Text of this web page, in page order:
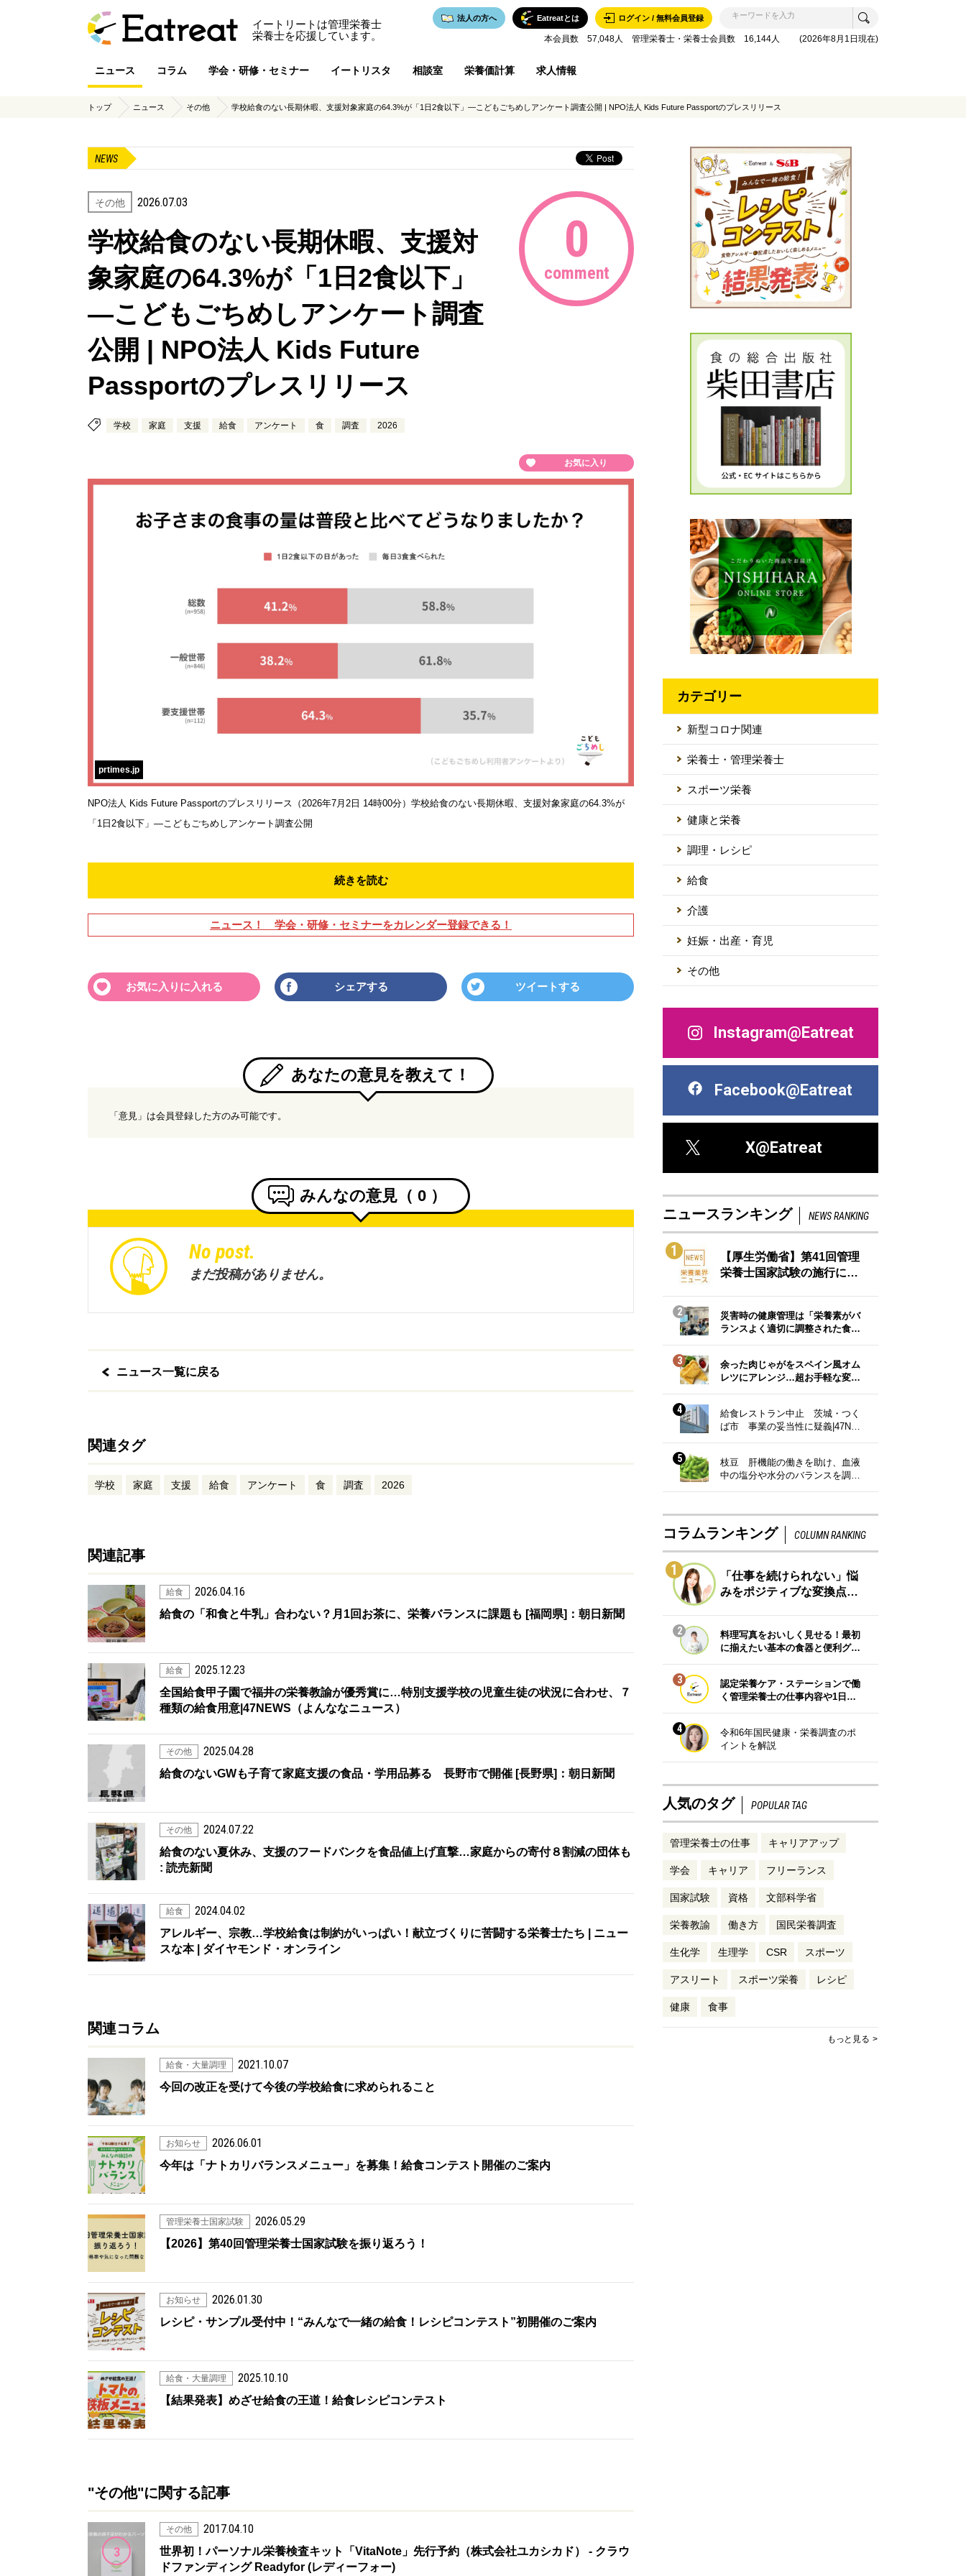
イートリートは管理栄養士
栄養士を応援しています。
ログイン / 無料会員登録
Eatreatとは
法人の方へ
本会員数 57,048人 管理栄養士・栄養士会員数 16,144人 (2026年8月1日現在)
ニュース コラム 学会・研修・セミナー イートリスタ 相談室 栄養価計算 求人情報
トップ ニュース その他 学校給食のない長期休暇、支援対象家庭の64.3%が「1日2食以下」―こどもごちめしアンケート調査公開 | NPO法人 Kids Future Passportのプレスリリース
NEWS
その他 2026.07.03
学校給食のない長期休暇、支援対
象家庭の64.3%が「1日2食以下」
―こどもごちめしアンケート調査
公開 | NPO法人 Kids Future
Passportのプレスリリース
学校 家庭 支援 給食 アンケート 食 調査 2026
0
comment
お気に入り
prtimes.jp
NPO法人 Kids Future Passportのプレスリリース（2026年7月2日 14時00分）学校給食のない長期休暇、支援対象家庭の64.3%が
「1日2食以下」―こどもごちめしアンケート調査公開
続きを読む
ニュース！ 学会・研修・セミナーをカレンダー登録できる！
お気に入りに入れる シェアする ツイートする
あなたの意見を教えて！
「意見」は会員登録した方のみ可能です。
みんなの意見（ 0 ）
No post.
まだ投稿がありません。
ニュース一覧に戻る
関連タグ
学校 家庭 支援 給食 アンケート 食 調査 2026
関連記事
給食 2026.04.16
給食の「和食と牛乳」合わない？月1回お茶に、栄養バランスに課題も [福岡県]：朝日新聞
給食 2025.12.23
全国給食甲子園で福井の栄養教諭が優秀賞に…特別支援学校の児童生徒の状況に合わせ、７
種類の給食用意|47NEWS（よんななニュース）
その他 2025.04.28
給食のないGWも子育て家庭支援の食品・学用品募る 長野市で開催 [長野県]：朝日新聞
その他 2024.07.22
給食のない夏休み、支援のフードバンクを食品値上げ直撃…家庭からの寄付８割減の団体も
: 読売新聞
給食 2024.04.02
アレルギー、宗教…学校給食は制約がいっぱい！献立づくりに苦闘する栄養士たち | ニュー
スな本 | ダイヤモンド・オンライン
関連コラム
給食・大量調理 2021.10.07
今回の改正を受けて今後の学校給食に求められること
お知らせ 2026.06.01
今年は「ナトカリバランスメニュー」を募集！給食コンテスト開催のご案内
管理栄養士国家試験 2026.05.29
【2026】第40回管理栄養士国家試験を振り返ろう！
お知らせ 2026.01.30
レシピ・サンプル受付中！“みんなで一緒の給食！レシピコンテスト”初開催のご案内
給食・大量調理 2025.10.10
【結果発表】めざせ給食の王道！給食レシピコンテスト
"その他"に関する記事
3
その他 2017.04.10
世界初！パーソナル栄養検査キット「VitaNote」先行予約（株式会社ユカシカド） - クラウ
ドファンディング Readyfor (レディーフォー)
カテゴリー
新型コロナ関連
栄養士・管理栄養士
スポーツ栄養
健康と栄養
調理・レシピ
給食
介護
妊娠・出産・育児
その他
Instagram@Eatreat
Facebook@Eatreat
X@Eatreat
ニュースランキング NEWS RANKING
1
【厚生労働省】第41回管理
栄養士国家試験の施行に…
2
災害時の健康管理は「栄養素がバ
ランスよく適切に調整された食…
3
余った肉じゃがをスペイン風オム
レツにアレンジ…超お手軽な変…
4
給食レストラン中止 茨城・つく
ば市 事業の妥当性に疑義|47N…
5
枝豆 肝機能の働きを助け、血液
中の塩分や水分のバランスを調…
コラムランキング COLUMN RANKING
1
「仕事を続けられない」悩
みをポジティブな変換点…
2
料理写真をおいしく見せる！最初
に揃えたい基本の食器と便利グ…
3
認定栄養ケア・ステーションで働
く管理栄養士の仕事内容や1日…
4
令和6年国民健康・栄養調査のポ
イントを解説
人気のタグ POPULAR TAG
管理栄養士の仕事 キャリアアップ
学会 キャリア フリーランス
国家試験 資格 文部科学省
栄養教諭 働き方 国民栄養調査
生化学 生理学 CSR スポーツ
アスリート スポーツ栄養 レシピ
健康 食事
もっと見る